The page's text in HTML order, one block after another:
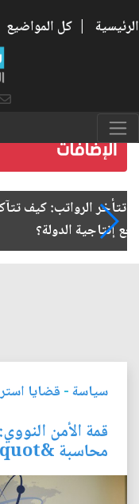
الرئيسية | كل المواضيع
صمت
سياسة- قضايا
قمة الأمن
محاسبة &quot;اسرائيل&quot;